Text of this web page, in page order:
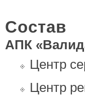
Состав
АПК
Центр
Центр